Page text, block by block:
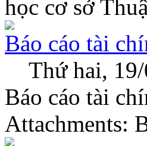
học cơ sở
Báo cáo tài
Thứ hai,
Báo cáo tài
Attachments: